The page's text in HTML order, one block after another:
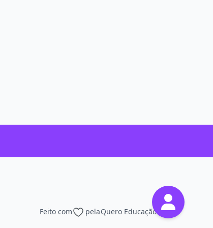
Feito com pelaQuero Educação